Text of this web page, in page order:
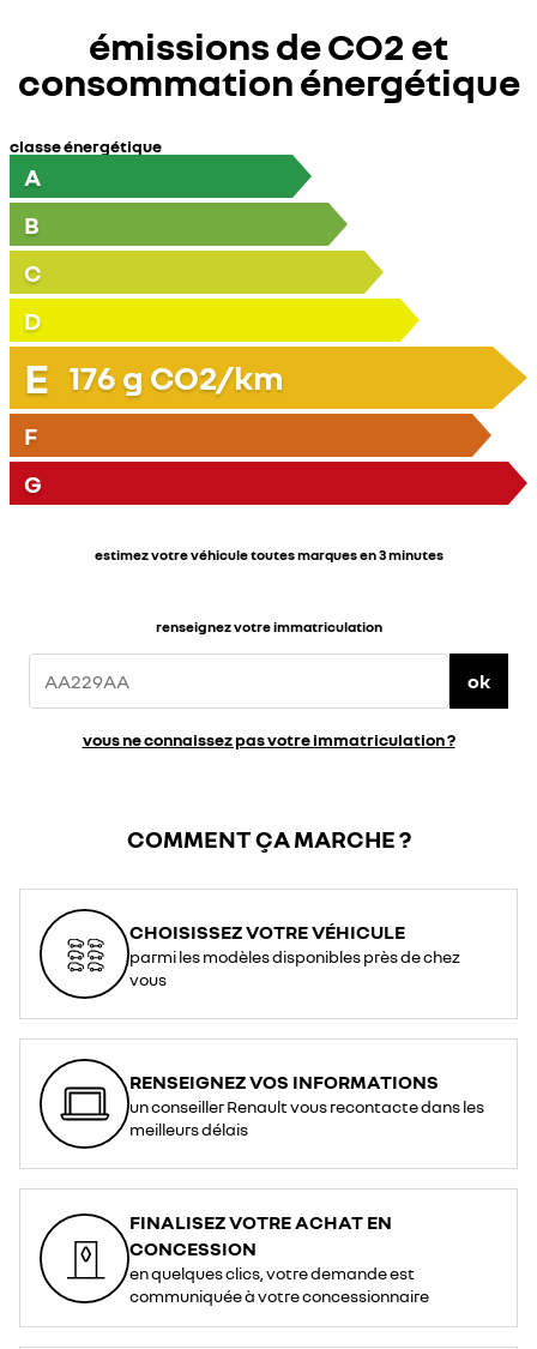
émissions de CO2 et
consommation énergétique
classe énergétique
A
B
C
D
E 176 g CO2/km
F
G
estimez votre véhicule toutes marques en 3 minutes
renseignez votre immatriculation
ok
vous ne connaissez pas votre immatriculation ?
COMMENT ÇA MARCHE ?
CHOISISSEZ VOTRE VÉHICULE
parmi les modèles disponibles près de chez
vous
RENSEIGNEZ VOS INFORMATIONS
un conseiller Renault vous recontacte dans les
meilleurs délais
FINALISEZ VOTRE ACHAT EN
CONCESSION
en quelques clics, votre demande est
communiquée à votre concessionnaire